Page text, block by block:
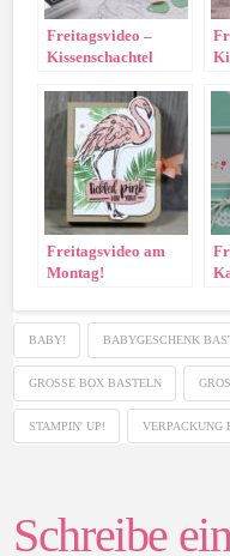
Freitagsvideo –
Kissenschachtel
Freitagsvideo am
Montag!
BABY! BABYGESCHENK
GROSSE BOX BASTELN
STAMPIN' UP! VERPACKUNG
Schreibe